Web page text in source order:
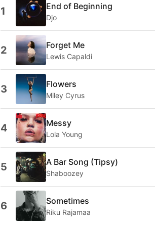
1 End of Beginning
Djo
2 Forget Me
Lewis Capaldi
3 Flowers
Miley Cyrus
4 Messy
Lola Young
5 A Bar Song (Tipsy)
Shaboozey
6 Sometimes
Riku Rajamaa